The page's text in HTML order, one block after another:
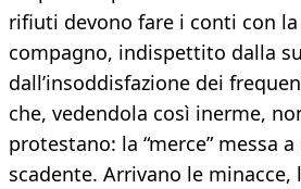
rifiuti devono fare i conti con
compagno, indispettito dalla
dall’insoddisfazione dei
che, vedendola così inerme,
protestano: la “merce” messa
scadente. Arrivano le